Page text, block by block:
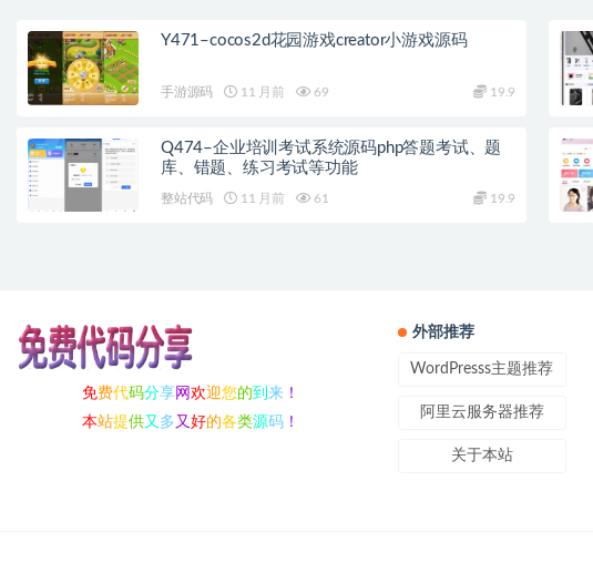
Y471–cocos2d花园游戏creator小游戏源码
手游源码 11 月前 69 19.9
Q474–企业培训考试系统源码php答题考试、题
库、错题、练习考试等功能
整站代码 11 月前 61 19.9
免费代码分享网 欢迎您的到 来！
本站提供又 多 又好的各类源码！
外部推荐
WordPresss主题推荐
阿里云服务器推荐
关于本站